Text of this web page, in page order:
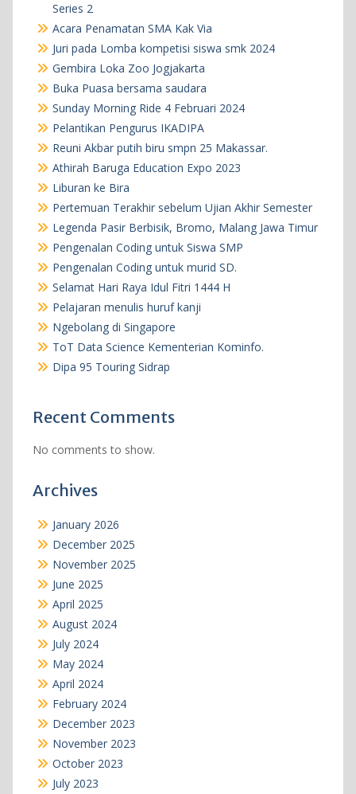
Series 2
Acara Penamatan SMA Kak Via
Juri pada Lomba kompetisi siswa smk 2024
Gembira Loka Zoo Jogjakarta
Buka Puasa bersama saudara
Sunday Morning Ride 4 Februari 2024
Pelantikan Pengurus IKADIPA
Reuni Akbar putih biru smpn 25 Makassar.
Athirah Baruga Education Expo 2023
Liburan ke Bira
Pertemuan Terakhir sebelum Ujian Akhir Semester
Legenda Pasir Berbisik, Bromo, Malang Jawa Timur
Pengenalan Coding untuk Siswa SMP
Pengenalan Coding untuk murid SD.
Selamat Hari Raya Idul Fitri 1444 H
Pelajaran menulis huruf kanji
Ngebolang di Singapore
ToT Data Science Kementerian Kominfo.
Dipa 95 Touring Sidrap
Recent Comments
No comments to show.
Archives
January 2026
December 2025
November 2025
June 2025
April 2025
August 2024
July 2024
May 2024
April 2024
February 2024
December 2023
November 2023
October 2023
July 2023